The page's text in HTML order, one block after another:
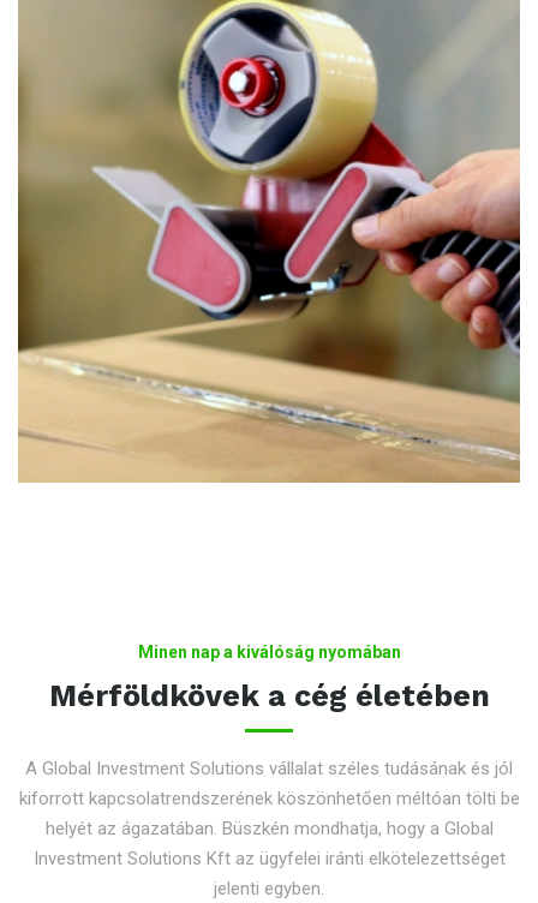
Minen nap a kiválóság nyomában
Mérföldkövek a cég életében
A Global Investment Solutions vállalat széles tudásának és jól
kiforrott kapcsolatrendszerének köszönhetően méltóan tölti be
helyét az ágazatában. Büszkén mondhatja, hogy a Global
Investment Solutions Kft az ügyfelei iránti elkötelezettséget
jelenti egyben.